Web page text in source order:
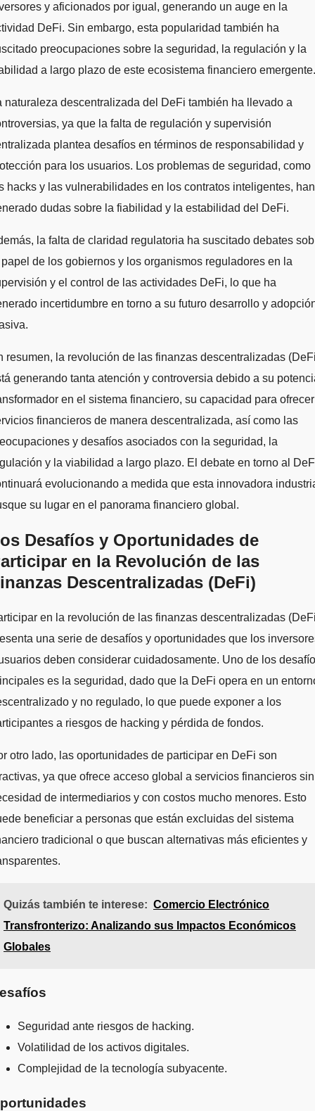
y aficionados por igual, generando un auge en la
DeFi. Sin embargo, esta popularidad también ha
preocupaciones sobre la seguridad, la regulación y la
a largo plazo de este ecosistema financiero emergente.
naturaleza descentralizada del DeFi también ha llevado a
ya que la falta de regulación y supervisión
plantea desafíos en términos de responsabilidad y
para los usuarios. Los problemas de seguridad, como
hacks y las vulnerabilidades en los contratos inteligentes, han
dudas sobre la fiabilidad y la estabilidad del DeFi.
la falta de claridad regulatoria ha suscitado debates
de los gobiernos y los organismos reguladores en la
y el control de las actividades DeFi, lo que ha
incertidumbre en torno a su futuro desarrollo y
resumen, la revolución de las finanzas descentralizadas
generando tanta atención y controversia debido a su
en el sistema financiero, su capacidad para ofrecer
financieros de manera descentralizada, así como las
y desafíos asociados con la seguridad, la
y la viabilidad a largo plazo. El debate en torno al
evolucionando a medida que esta innovadora
su lugar en el panorama financiero global.
Desafíos y Oportunidades de
en la Revolución de las
Descentralizadas (DeFi)
en la revolución de las finanzas descentralizadas
una serie de desafíos y oportunidades que los
deben considerar cuidadosamente. Uno de los
es la seguridad, dado que la DeFi opera en un
y no regulado, lo que puede exponer a los
a riesgos de hacking y pérdida de fondos.
otro lado, las oportunidades de participar en DeFi son
ya que ofrece acceso global a servicios financieros sin
de intermediarios y con costos mucho menores. Esto
beneficiar a personas que están excluidas del sistema
tradicional o que buscan alternativas más eficientes y
Quizás también te interese: Comercio Electrónico
Transfronterizo: Analizando sus Impactos Económicos
Globales
Seguridad ante riesgos de hacking.
Volatilidad de los activos digitales.
Complejidad de la tecnología subyacente.